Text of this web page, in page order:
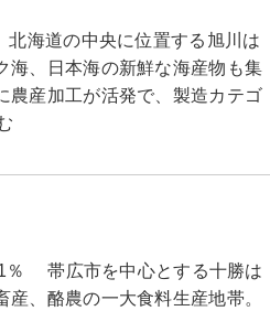
海道の中央に位置する旭川は
海、日本海の新鮮な海産物も集
農産加工が活発で、製造カテゴ
帯広市を中心とする十勝は
、酪農の一大食料生産地帯。